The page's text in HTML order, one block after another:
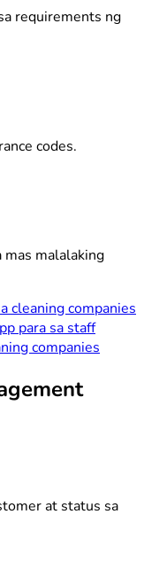
requirements ng
codes.
mas malalaking
cleaning companies
para sa staff
companies
at status sa